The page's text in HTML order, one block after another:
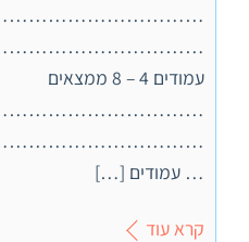
עמודים 4 – 8 ממצאים
… עמודים […]
קרא עוד